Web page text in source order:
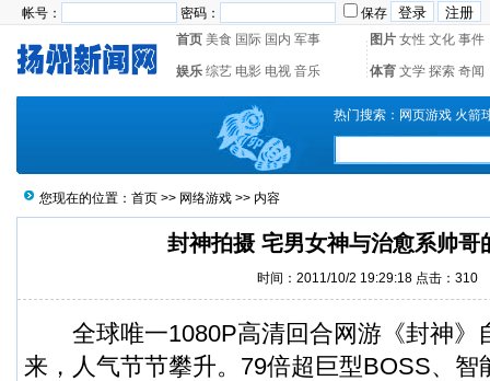
帐号： 密码：
保存
首页 美食 国际 国内 军事 图片 女性 文化 事件
娱乐 综艺 电影 电视 音乐 体育 文学 探索 奇闻
热门搜索： 网页游戏 火箭
您现在的位置： 首页 >> 网络游戏 >> 内容
封神拍摄 宅男女神与治愈系帅哥
时间：2011/10/2 19:29:18 点击： 310
全球唯一1080P高清回合网游《封神》
来，人气节节攀升。79倍超巨型BOSS、智